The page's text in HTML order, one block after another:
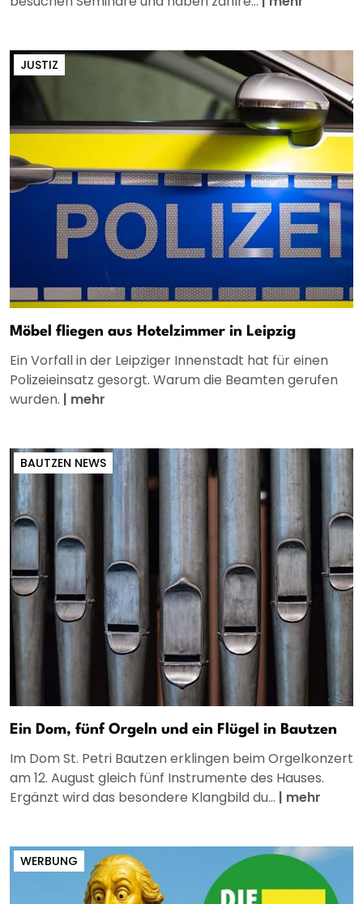
JUSTIZ
Möbel fliegen aus Hotelzimmer in Leipzig
Ein Vorfall in der Leipziger Innenstadt hat für einen
Polizeieinsatz gesorgt. Warum die Beamten gerufen
wurden. | mehr
BAUTZEN NEWS
Ein Dom, fünf Orgeln und ein Flügel in Bautzen
Im Dom St. Petri Bautzen erklingen beim Orgelkonzert
am 12. August gleich fünf Instrumente des Hauses.
Ergänzt wird das besondere Klangbild du... | mehr
WERBUNG